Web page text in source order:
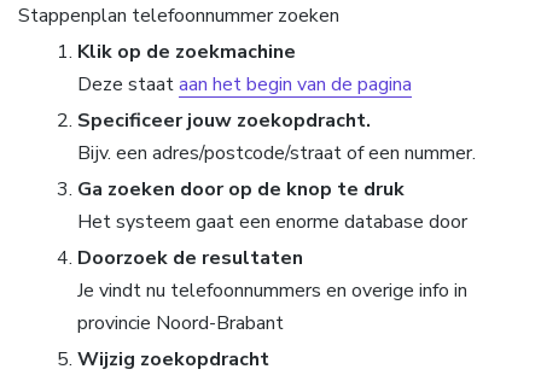
Stappenplan telefoonnummer zoeken
Klik op de zoekmachine
Deze staataan het begin van de pagina
Specificeer jouw zoekopdracht.
Bijv. een adres/postcode/straat of een nummer.
Ga zoeken door op de knop te druk
Het systeem gaat een enorme database door
Doorzoek de resultaten
Je vindt nu telefoonnummers en overige info in
provincie Noord-Brabant
Wijzig zoekopdracht